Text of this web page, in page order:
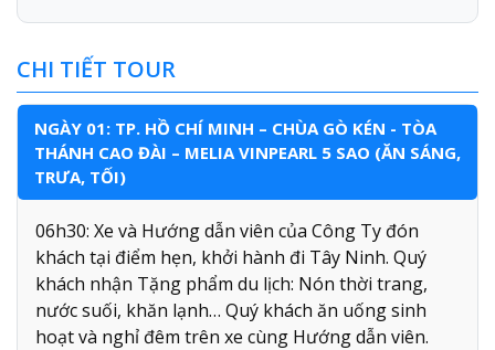
CHI TIẾT TOUR
NGÀY 01: TP. HỒ CHÍ MINH – CHÙA GÒ KÉN - TÒA
THÁNH CAO ĐÀI – MELIA VINPEARL 5 SAO (ĂN SÁNG,
TRƯA, TỐI)
06h30: Xe và Hướng dẫn viên của Công Ty đón
khách tại điểm hẹn, khởi hành đi Tây Ninh. Quý
khách nhận Tặng phẩm du lịch: Nón thời trang,
nước suối, khăn lạnh… Quý khách ăn uống sinh
hoạt và nghỉ đêm trên xe cùng Hướng dẫn viên.